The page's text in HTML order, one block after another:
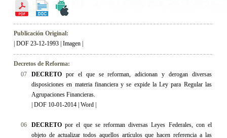
Publicación Original:
| DOF 23-12-1993 | Imagen|
Decretos de Reforma:
07
DECRETO por el que se reforman, adicionan y derogan diversas
disposiciones en materia financiera y se expide la Ley para Regular las
Agrupaciones Financieras.
|DOF 10-01-2014 Word
06 DECRETO por el que se reforman diversas Leyes Federales, con el
objeto de actualizar todos aquellos artículos que hacen referencia a las